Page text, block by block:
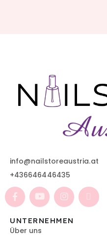
info@nailstoreaustria.at
+436646446435
UNTERNEHMEN
Über uns